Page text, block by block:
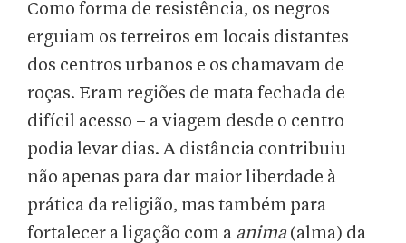
Como forma de resistência, os negros
erguiam os terreiros em locais distantes
dos centros urbanos e os chamavam de
roças. Eram regiões de mata fechada de
difícil acesso – a viagem desde o centro
podia levar dias. A distância contribuiu
não apenas para dar maior liberdade à
prática da religião, mas também para
fortalecer a ligação com a anima (alma) da